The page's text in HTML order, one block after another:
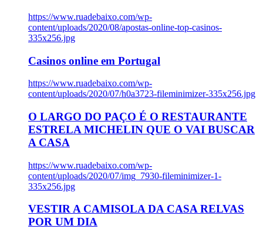
https://www.ruadebaixo.com/wp-
content/uploads/2020/08/apostas-online-top-casinos-
335x256.jpg
Casinos online em Portugal
https://www.ruadebaixo.com/wp-
content/uploads/2020/07/h0a3723-fileminimizer-335x256.jpg
O LARGO DO PAÇO É O RESTAURANTE
ESTRELA MICHELIN QUE O VAI BUSCAR
A CASA
https://www.ruadebaixo.com/wp-
content/uploads/2020/07/img_7930-fileminimizer-1-
335x256.jpg
VESTIR A CAMISOLA DA CASA RELVAS
POR UM DIA